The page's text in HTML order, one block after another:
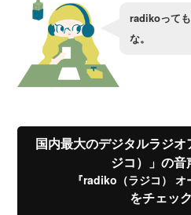
radikoって
な。
国内最大のデジタルラジ
ジコ）」の音
『radiko（ラジコ） オ
をチェッ